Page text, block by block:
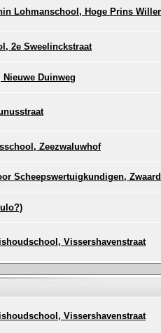
Lohmanschool, Hoge Prins
2e Sweelinckstraat
Duinweg
Zeezwaluwhof
Scheepswertuigkundigen,
Vissershavenstraat
Vissershavenstraat